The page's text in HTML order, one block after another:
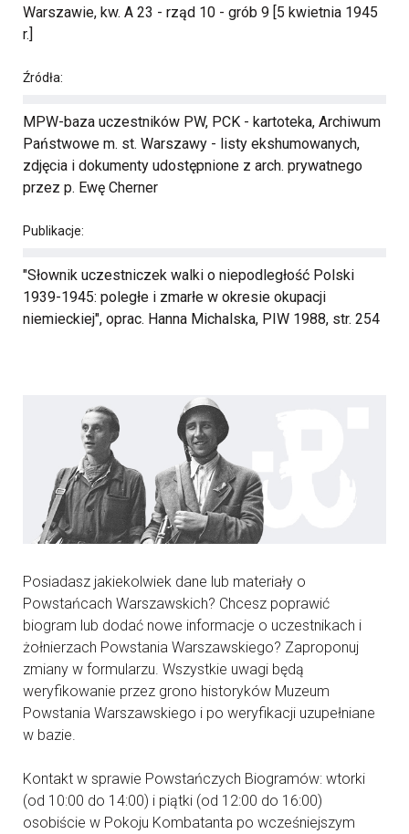
Warszawie, kw. A 23 - rząd 10 - grób 9 [5 kwietnia 1945
r.]
Źródła:
MPW-baza uczestników PW, PCK - kartoteka, Archiwum
Państwowe m. st. Warszawy - listy ekshumowanych,
zdjęcia i dokumenty udostępnione z arch. prywatnego
przez p. Ewę Cherner
Publikacje:
"Słownik uczestniczek walki o niepodległość Polski
1939-1945: poległe i zmarłe w okresie okupacji
niemieckiej", oprac. Hanna Michalska, PIW 1988, str. 254
Posiadasz jakiekolwiek dane lub materiały o
Powstańcach Warszawskich? Chcesz poprawić
biogram lub dodać nowe informacje o uczestnikach i
żołnierzach Powstania Warszawskiego? Zaproponuj
zmiany w formularzu. Wszystkie uwagi będą
weryfikowanie przez grono historyków Muzeum
Powstania Warszawskiego i po weryfikacji uzupełniane
w bazie.
Kontakt w sprawie Powstańczych Biogramów: wtorki
(od 10:00 do 14:00) i piątki (od 12:00 do 16:00)
osobiście w Pokoju Kombatanta po wcześniejszym